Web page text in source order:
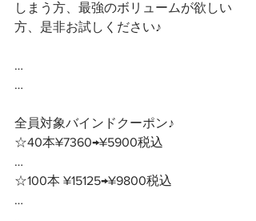
しまう方、最強のボリュームが欲しい
方、是非お試しください♪
…
…
全員対象バインドクーポン♪
☆40本¥7360→¥5900税込
…
☆100本 ¥15125→¥9800税込
…